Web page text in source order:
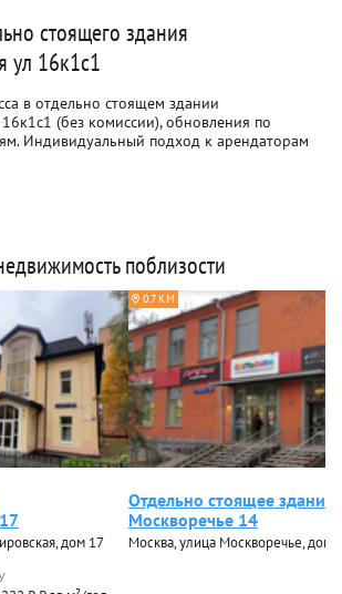
стоящего здания
ул 16к1с1
в отдельно стоящем здании
(без комиссии), обновления по
Индивидуальный подход к арендаторам
поблизости
дом 17
0.7 КМ
Отдельно стоящее здание
Москворечье 14
Москва, улица Москворечье, дом